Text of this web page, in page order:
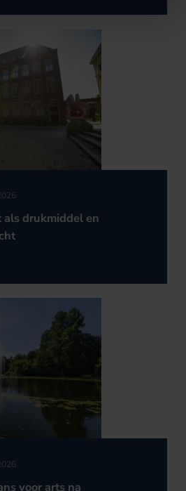
drukmiddel en
voor arts na